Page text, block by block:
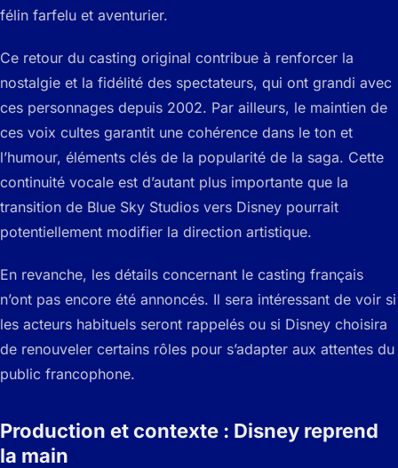
félin farfelu et aventurier.
Ce retour du casting original contribue à renforcer la
nostalgie et la fidélité des spectateurs, qui ont grandi avec
ces personnages depuis 2002. Par ailleurs, le maintien de
ces voix cultes garantit une cohérence dans le ton et
l’humour, éléments clés de la popularité de la saga. Cette
continuité vocale est d’autant plus importante que la
transition de Blue Sky Studios vers Disney pourrait
potentiellement modifier la direction artistique.
En revanche, les détails concernant le casting français
n’ont pas encore été annoncés. Il sera intéressant de voir si
les acteurs habituels seront rappelés ou si Disney choisira
de renouveler certains rôles pour s’adapter aux attentes du
public francophone.
Production et contexte : Disney reprend
la main